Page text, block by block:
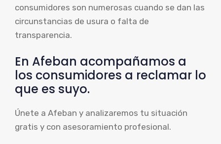
consumidores son numerosas cuando se dan las
circunstancias de usura o falta de
transparencia.
En Afeban acompañamos a
los consumidores a reclamar lo
que es suyo.
Únete a Afeban y analizaremos tu situación
gratis y con asesoramiento profesional.